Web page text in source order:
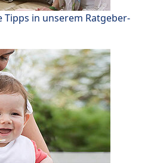
in unserem Ratgeber-